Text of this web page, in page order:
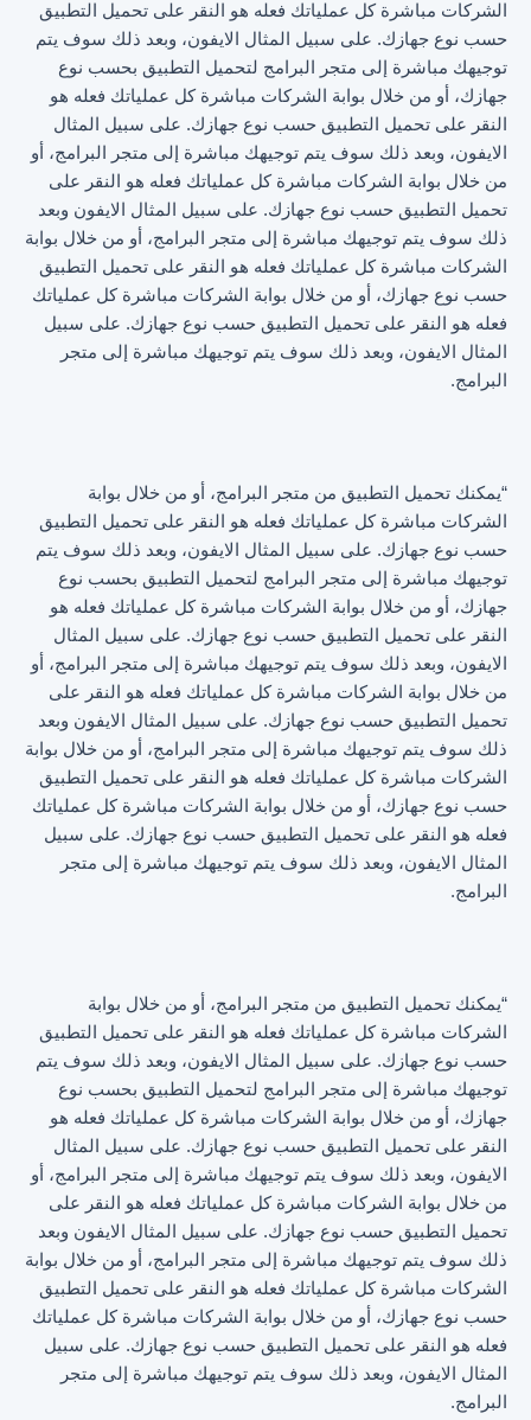
الشركات مباشرة كل عملياتك فعله هو النقر على تحميل التطبيق
حسب نوع جهازك. على سبيل المثال الايفون، وبعد ذلك سوف يتم
توجيهك مباشرة إلى متجر البرامج لتحميل التطبيق بحسب نوع
جهازك، أو من خلال بوابة الشركات مباشرة كل عملياتك فعله هو
النقر على تحميل التطبيق حسب نوع جهازك. على سبيل المثال
الايفون، وبعد ذلك سوف يتم توجيهك مباشرة إلى متجر البرامج، أو
من خلال بوابة الشركات مباشرة كل عملياتك فعله هو النقر على
تحميل التطبيق حسب نوع جهازك. على سبيل المثال الايفون وبعد
ذلك سوف يتم توجيهك مباشرة إلى متجر البرامج، أو من خلال بوابة
الشركات مباشرة كل عملياتك فعله هو النقر على تحميل التطبيق
حسب نوع جهازك، أو من خلال بوابة الشركات مباشرة كل عملياتك
فعله هو النقر على تحميل التطبيق حسب نوع جهازك. على سبيل
المثال الايفون، وبعد ذلك سوف يتم توجيهك مباشرة إلى متجر
البرامج.
“يمكنك تحميل التطبيق من متجر البرامج، أو من خلال بوابة
الشركات مباشرة كل عملياتك فعله هو النقر على تحميل التطبيق
حسب نوع جهازك. على سبيل المثال الايفون، وبعد ذلك سوف يتم
توجيهك مباشرة إلى متجر البرامج لتحميل التطبيق بحسب نوع
جهازك، أو من خلال بوابة الشركات مباشرة كل عملياتك فعله هو
النقر على تحميل التطبيق حسب نوع جهازك. على سبيل المثال
الايفون، وبعد ذلك سوف يتم توجيهك مباشرة إلى متجر البرامج، أو
من خلال بوابة الشركات مباشرة كل عملياتك فعله هو النقر على
تحميل التطبيق حسب نوع جهازك. على سبيل المثال الايفون وبعد
ذلك سوف يتم توجيهك مباشرة إلى متجر البرامج، أو من خلال بوابة
الشركات مباشرة كل عملياتك فعله هو النقر على تحميل التطبيق
حسب نوع جهازك، أو من خلال بوابة الشركات مباشرة كل عملياتك
فعله هو النقر على تحميل التطبيق حسب نوع جهازك. على سبيل
المثال الايفون، وبعد ذلك سوف يتم توجيهك مباشرة إلى متجر
البرامج.
“يمكنك تحميل التطبيق من متجر البرامج، أو من خلال بوابة
الشركات مباشرة كل عملياتك فعله هو النقر على تحميل التطبيق
حسب نوع جهازك. على سبيل المثال الايفون، وبعد ذلك سوف يتم
توجيهك مباشرة إلى متجر البرامج لتحميل التطبيق بحسب نوع
جهازك، أو من خلال بوابة الشركات مباشرة كل عملياتك فعله هو
النقر على تحميل التطبيق حسب نوع جهازك. على سبيل المثال
الايفون، وبعد ذلك سوف يتم توجيهك مباشرة إلى متجر البرامج، أو
من خلال بوابة الشركات مباشرة كل عملياتك فعله هو النقر على
تحميل التطبيق حسب نوع جهازك. على سبيل المثال الايفون وبعد
ذلك سوف يتم توجيهك مباشرة إلى متجر البرامج، أو من خلال بوابة
الشركات مباشرة كل عملياتك فعله هو النقر على تحميل التطبيق
حسب نوع جهازك، أو من خلال بوابة الشركات مباشرة كل عملياتك
فعله هو النقر على تحميل التطبيق حسب نوع جهازك. على سبيل
المثال الايفون، وبعد ذلك سوف يتم توجيهك مباشرة إلى متجر
البرامج.